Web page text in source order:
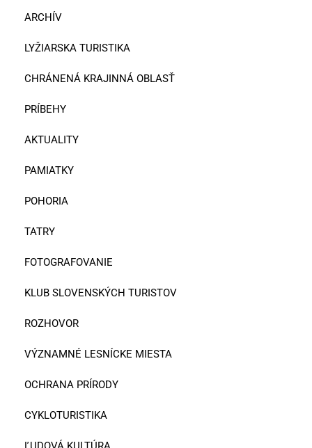
ARCHÍV
LYŽIARSKA TURISTIKA
CHRÁNENÁ KRAJINNÁ OBLASŤ
PRÍBEHY
AKTUALITY
PAMIATKY
POHORIA
TATRY
FOTOGRAFOVANIE
KLUB SLOVENSKÝCH TURISTOV
ROZHOVOR
VÝZNAMNÉ LESNÍCKE MIESTA
OCHRANA PRÍRODY
CYKLOTURISTIKA